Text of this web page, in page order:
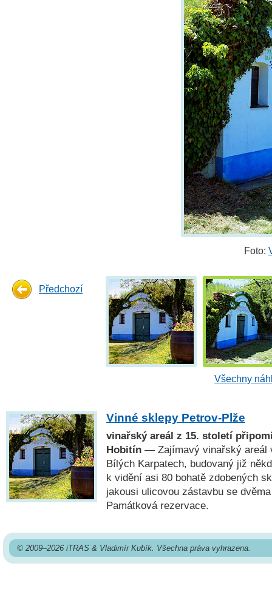
Foto:
Předchozí
Všechny
Vinné sklepy Petrov-Plže
vinařský areál z 15. století
Hobitín — Zajímavý vinařský areál
Bílých Karpatech, budovaný již
k vidění asi 80 bohatě zdobených
jakousi ulicovou zástavbu se
Památková rezervace.
© 2009–2026 iTRAS & Vladimír Kubík. Všechna práva vyhrazena.